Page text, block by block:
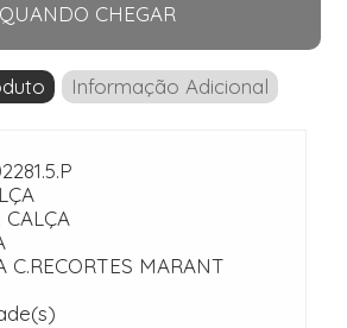
CHEGAR
Informação Adicional
CALÇA
C.RECORTES MARANT